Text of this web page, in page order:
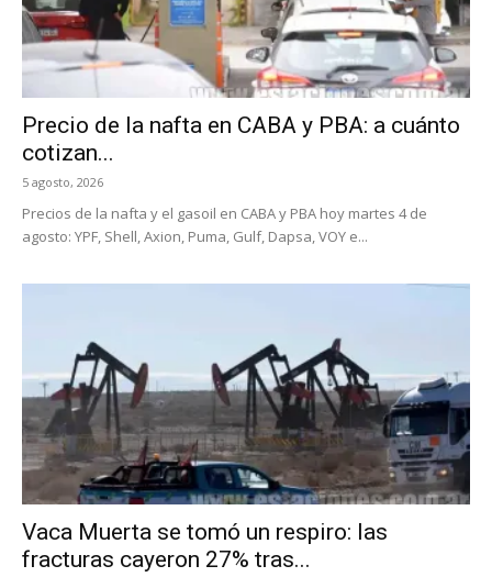
Precio de la nafta en CABA y PBA: a cuánto
cotizan...
5 agosto, 2026
Precios de la nafta y el gasoil en CABA y PBA hoy martes 4 de
agosto: YPF, Shell, Axion, Puma, Gulf, Dapsa, VOY e...
Vaca Muerta se tomó un respiro: las
fracturas cayeron 27% tras...